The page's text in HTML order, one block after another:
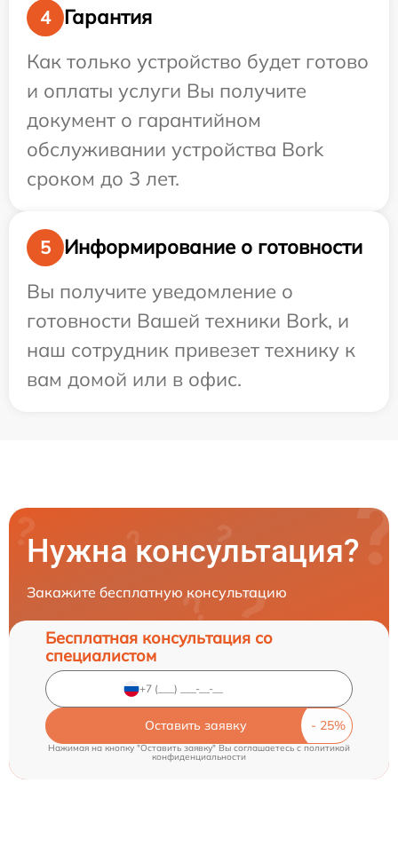
4
Гарантия
Как только устройство будет готово
и оплаты услуги Вы получите
документ о гарантийном
обслуживании устройства Bork
сроком до 3 лет.
5
Информирование о готовности
Вы получите уведомление о
готовности Вашей техники Bork, и
наш сотрудник привезет технику к
вам домой или в офис.
Нужна консультация?
Закажите бесплатную консультацию
Бесплатная консультация со
специалистом
Оставить заявку
Нажимая на кнопку "Оставить заявку" Вы соглашаетесь cполитикой
конфиденциальности